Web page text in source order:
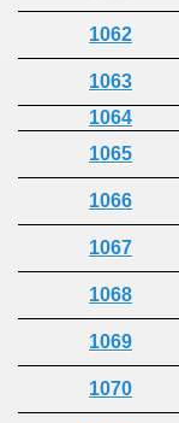
1062
1063
1064
1065
1066
1067
1068
1069
1070